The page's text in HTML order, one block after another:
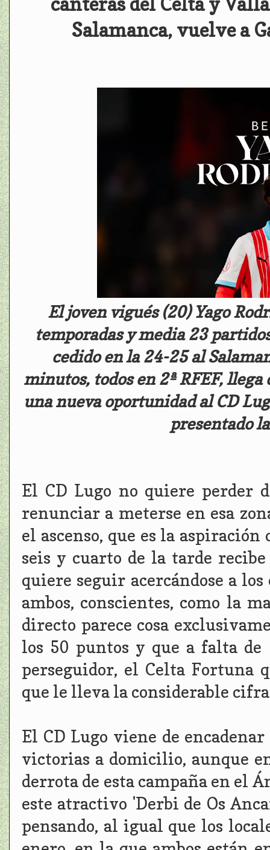
Salamanca, vuelve a
El joven vigués (20) Yago
temporadas y media 23
cedido en la 24-25 al
minutos, todos en 2ª RFEF,
una nueva oportunidad al CD
presentado
El CD Lugo no quiere perder
renunciar a meterse en esa
el ascenso, que es la
seis y cuarto de la tarde
quiere seguir acercándose a
ambos, conscientes, como la
directo parece cosa
los 50 puntos y que a falta de
perseguidor, el Celta Fortuna
que le lleva la considerable
El CD Lugo viene de
victorias a domicilio, aunque
derrota de esta campaña en el
este atractivo 'Derbi de Os
pensando, al igual que los